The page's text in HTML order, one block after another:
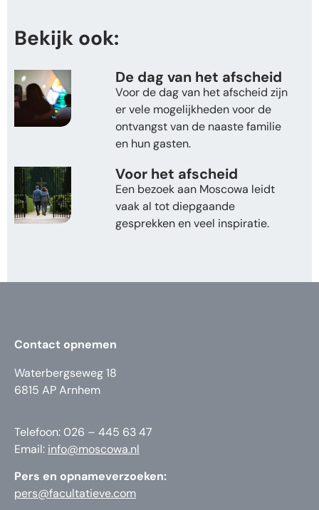
Bekijk ook:
De dag van het afscheid
Voor de dag van het afscheid zijn
er vele mogelijkheden voor de
ontvangst van de naaste familie
en hun gasten.
Voor het afscheid
Een bezoek aan Moscowa leidt
vaak al tot diepgaande
gesprekken en veel inspiratie.
Contact opnemen
Waterbergseweg 18
6815 AP Arnhem
Telefoon: 026 – 445 63 47
Email: info@moscowa.nl
Pers en opnameverzoeken:
pers@facultatieve.com